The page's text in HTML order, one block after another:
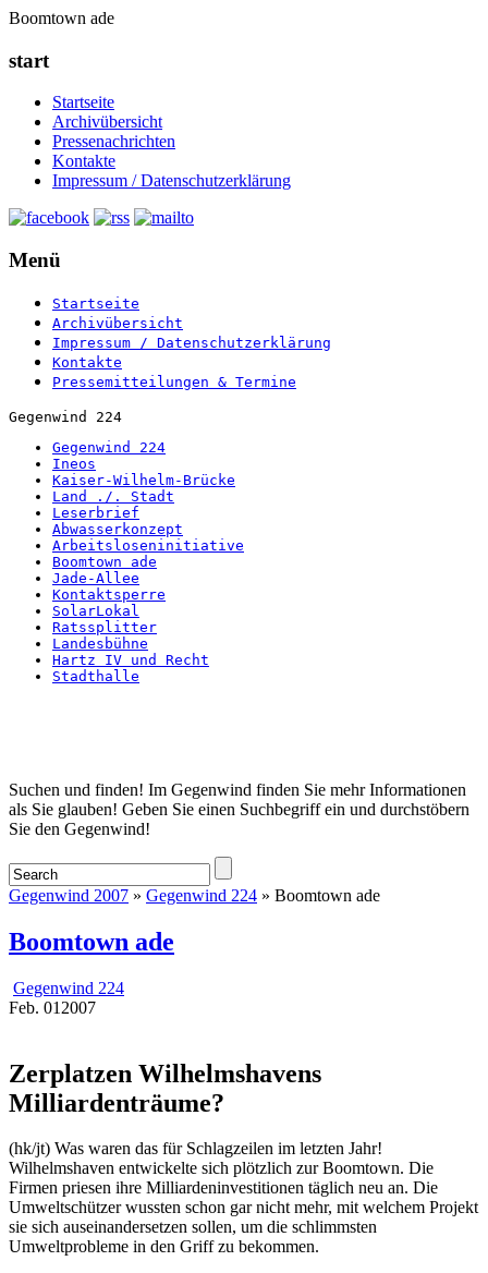
Boomtown ade
start
Startseite
Archivübersicht
Pressenachrichten
Kontakte
Impressum / Datenschutzerklärung
Menü
Startseite
Archivübersicht
Impressum / Datenschutzerklärung
Kontakte
Pressemitteilungen & Termine
Gegenwind 224
Gegenwind 224
Ineos
Kaiser-Wilhelm-Brücke
Land ./. Stadt
Leserbrief
Abwasserkonzept
Arbeitsloseninitiative
Boomtown ade
Jade-Allee
Kontaktsperre
SolarLokal
Ratssplitter
Landesbühne
Hartz IV und Recht
Stadthalle
Startseite
Suchen und finden! Im Gegenwind finden Sie mehr Informationen
als Sie glauben! Geben Sie einen Suchbegriff ein und durchstöbern
Sie den Gegenwind!
Gegenwind 2007 » Gegenwind 224 » Boomtown ade
Boomtown ade
Gegenwind 224
Feb. 01 2007
Zerplatzen Wilhelmshavens
Milliardenträume?
(hk/jt) Was waren das für Schlagzeilen im letzten Jahr!
Wilhelmshaven entwickelte sich plötzlich zur Boomtown. Die
Firmen priesen ihre Milliardeninvestitionen täglich neu an. Die
Umweltschützer wussten schon gar nicht mehr, mit welchem Projekt
sie sich auseinandersetzen sollen, um die schlimmsten
Umweltprobleme in den Griff zu bekommen.